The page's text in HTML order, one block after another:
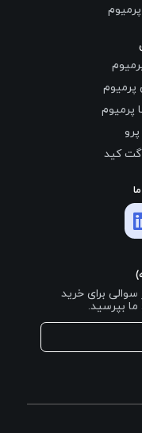
پرمیوم
کید
24 ساعته هر سوالی برای خرید
ما بپرسید.